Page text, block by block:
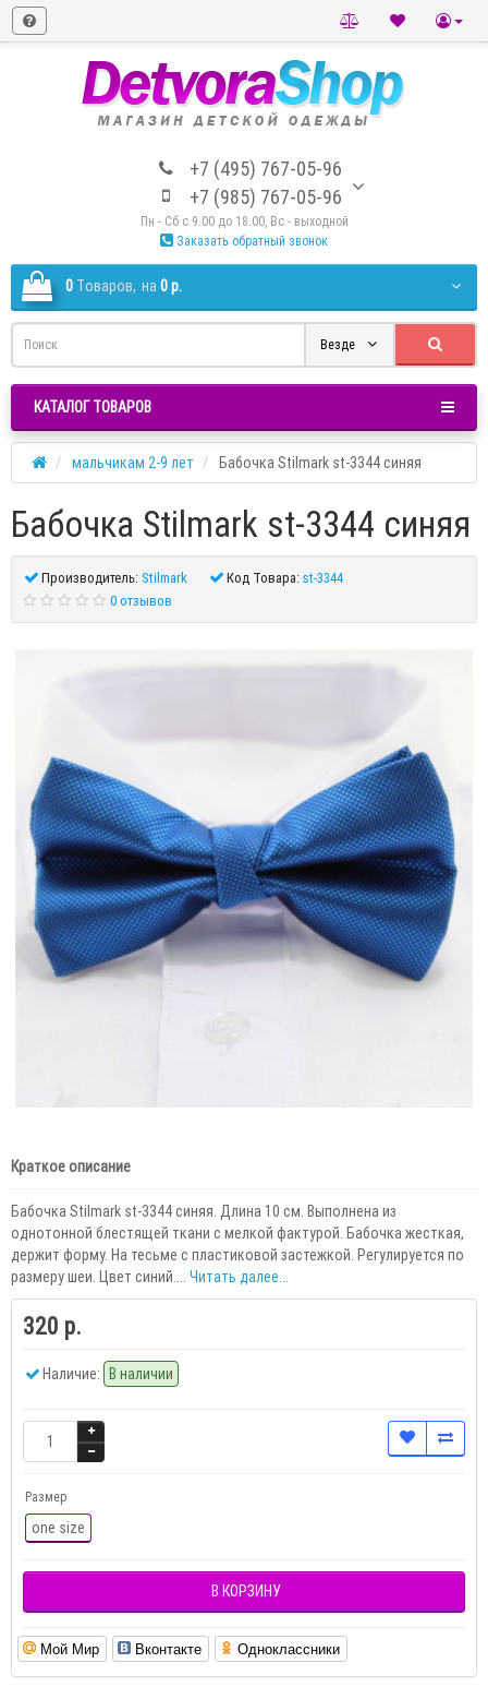
+7 (495) 767-05-96
+7 (985) 767-05-96
Пн - Сб с 9.00 до 18.00, Вс - выходной
Заказать обратный звонок
0 Tоваров, на 0 р.
Везде
КАТАЛОГ ТОВАРОВ
мальчикам 2-9 лет Бабочка Stilmark st-3344 синяя
Бабочка Stilmark st-3344 синяя
Производитель:Stilmark Код Товара:st-3344
0 отзывов
Краткое описание
Бабочка Stilmark st-3344 синяя. Длина 10 см. Выполнена из
однотонной блестящей ткани с мелкой фактурой. Бабочка жесткая,
держит форму. На тесьме с пластиковой застежкой. Регулируется по
размеру шеи. Цвет синий.... Читать далее...
320 р.
Наличие: В наличии
Размер
one size
В КОРЗИНУ
Мой Мир Вконтакте Одноклассники